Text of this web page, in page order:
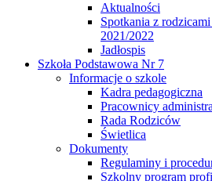
Aktualności
Spotkania z
2021/2022
Jadłospis
Szkoła Podstawowa Nr 7
Informacje o szkole
Kadra pedagogiczna
Pracownicy
Rada Rodziców
Świetlica
Dokumenty
Regulaminy i
Szkolny program